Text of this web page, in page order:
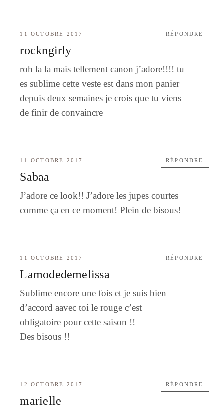
11 OCTOBRE 2017
rockngirly
roh la la mais tellement canon j’adore!!!! tu
es sublime cette veste est dans mon panier
depuis deux semaines je crois que tu viens
de finir de convaincre
RÉPONDRE
11 OCTOBRE 2017
Sabaa
J’adore ce look!! J’adore les jupes courtes
comme ça en ce moment! Plein de bisous!
RÉPONDRE
11 OCTOBRE 2017
Lamodedemelissa
Sublime encore une fois et je suis bien
d’accord aavec toi le rouge c’est
obligatoire pour cette saison !!
Des bisous !!
RÉPONDRE
12 OCTOBRE 2017
marielle
RÉPONDRE